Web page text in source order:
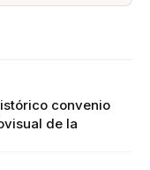
convenio
de la